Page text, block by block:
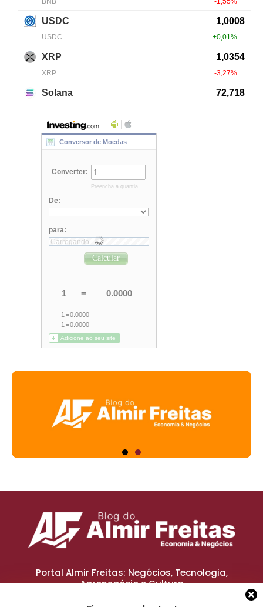
Portal Almir Freitas: Negócios, Tecnologia,
Agronegócio e Cultura